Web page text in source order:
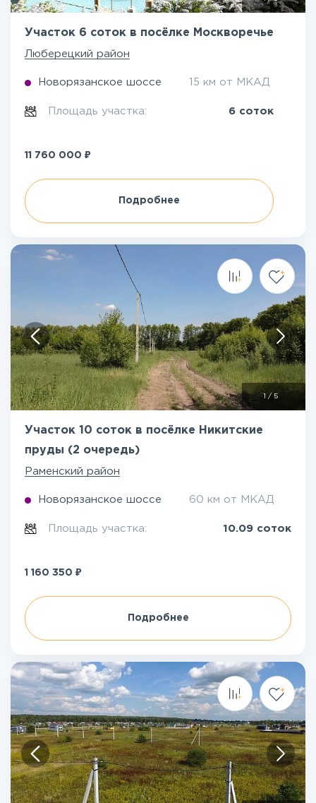
Участок 6 соток в посёлке Москворечье
Люберецкий район
Новорязанское шоссе 15 км от МКАД
Площадь участка: 6 соток
11 760 000 ₽
Подробнее
/ 5
Участок 10 соток в посёлке Никитские
пруды (2 очередь)
Раменский район
Новорязанское шоссе 60 км от МКАД
Площадь участка: 10.09 соток
1 160 350 ₽
Подробнее